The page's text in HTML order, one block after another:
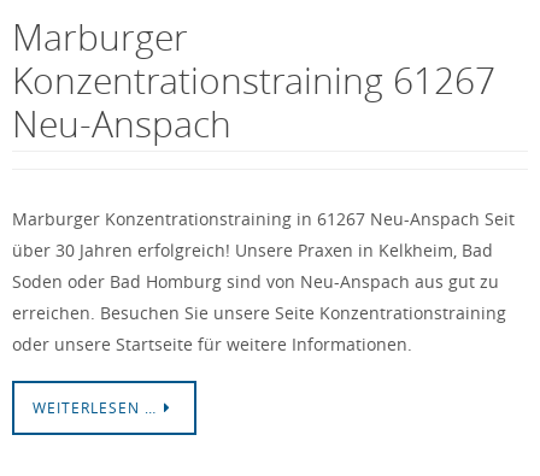
Marburger
Konzentrationstraining 61267
Neu-Anspach
Marburger Konzentrationstraining in 61267 Neu-Anspach Seit
über 30 Jahren erfolgreich! Unsere Praxen in Kelkheim, Bad
Soden oder Bad Homburg sind von Neu-Anspach aus gut zu
erreichen. Besuchen Sie unsere Seite Konzentrationstraining
oder unsere Startseite für weitere Informationen.
WEITERLESEN …